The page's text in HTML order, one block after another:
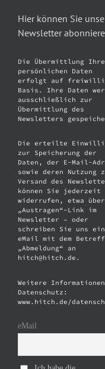
Hier können Sie
Newsletter
Die Übermittlung
persönlichen Daten
erfolgt auf
Basis. Ihre Daten
ausschließlich zur
Übermittlung des
Newsletters
Die erteilte
zur Speicherung der
Daten, der E-Mail-
sowie deren Nutzung
Versand des
können Sie jederzeit
widerrufen, etwa
„Austragen“-Link im
Newsletter – oder
schreiben Sie uns
eMail mit dem Betreff
„Abmeldung“ an
hitch@hitch.de.
Weitere Informationen
Datenschutz:
www.hitch.de/
eMail